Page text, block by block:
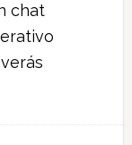
chat